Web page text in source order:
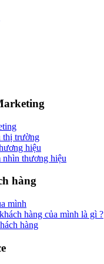
thị trường
hiệu
thương hiệu
hàng
mình
hàng của mình là gì ?
hàng